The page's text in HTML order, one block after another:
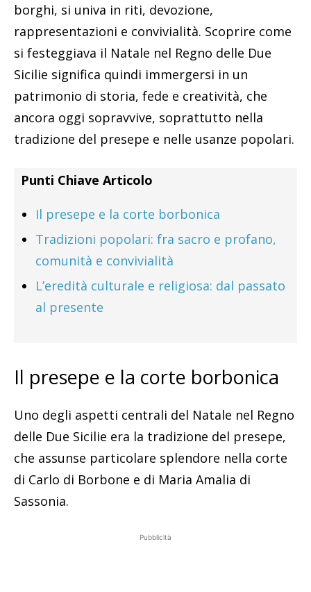
borghi, si univa in riti, devozione,
rappresentazioni e convivialità. Scoprire come
si festeggiava il Natale nel Regno delle Due
Sicilie significa quindi immergersi in un
patrimonio di storia, fede e creatività, che
ancora oggi sopravvive, soprattutto nella
tradizione del presepe e nelle usanze popolari.
Punti Chiave Articolo
Il presepe e la corte borbonica
Tradizioni popolari: fra sacro e profano,
comunità e convivialità
L’eredità culturale e religiosa: dal passato
al presente
Il presepe e la corte borbonica
Uno degli aspetti centrali del Natale nel Regno
delle Due Sicilie era la tradizione del presepe,
che assunse particolare splendore nella corte
di Carlo di Borbone e di Maria Amalia di
Sassonia.
Pubblicità